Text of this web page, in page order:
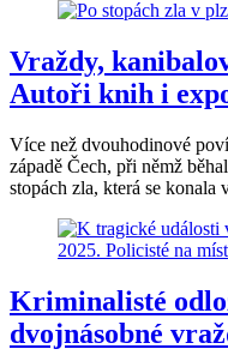
Vraždy,
Autoři knih i
Více než dvouhodinové
západě Čech, při němž
stopách zla, která se konala
Kriminalisté
dvojnásobné